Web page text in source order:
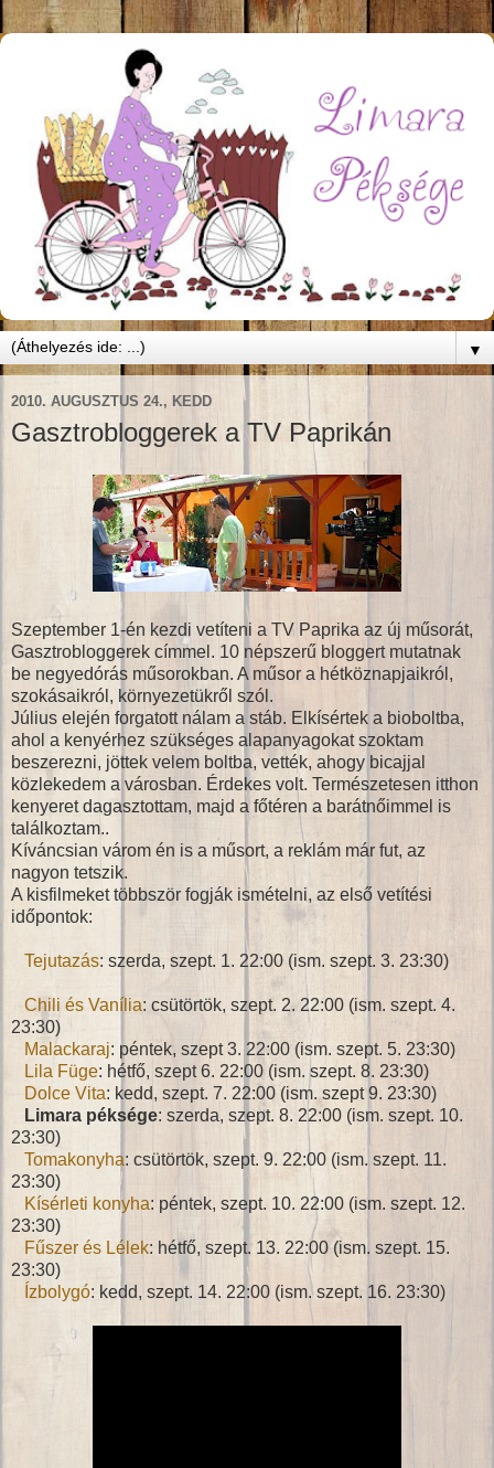
▼
2010. AUGUSZTUS 24., KEDD
Gasztrobloggerek a TV Paprikán
Szeptember 1-én kezdi vetíteni a TV Paprika az új műsorát,
Gasztrobloggerek címmel. 10 népszerű bloggert mutatnak
be negyedórás műsorokban. A műsor a hétköznapjaikról,
szokásaikról, környezetükről szól.
Július elején forgatott nálam a stáb. Elkísértek a bioboltba,
ahol a kenyérhez szükséges alapanyagokat szoktam
beszerezni, jöttek velem boltba, vették, ahogy bicajjal
közlekedem a városban. Érdekes volt. Természetesen itthon
kenyeret dagasztottam, majd a főtéren a barátnőimmel is
találkoztam..
Kíváncsian várom én is a műsort, a reklám már fut, az
nagyon tetszik.
A kisfilmeket többször fogják ismételni, az első vetítési
időpontok:
Tejutazás: szerda, szept. 1. 22:00 (ism. szept. 3. 23:30)
Chili és Vanília: csütörtök, szept. 2. 22:00 (ism. szept. 4.
23:30)
Malackaraj: péntek, szept 3. 22:00 (ism. szept. 5. 23:30)
Lila Füge: hétfő, szept 6. 22:00 (ism. szept. 8. 23:30)
Dolce Vita: kedd, szept. 7. 22:00 (ism. szept 9. 23:30)
Limara péksége: szerda, szept. 8. 22:00 (ism. szept. 10.
23:30)
Tomakonyha: csütörtök, szept. 9. 22:00 (ism. szept. 11.
23:30)
Kísérleti konyha: péntek, szept. 10. 22:00 (ism. szept. 12.
23:30)
Fűszer és Lélek: hétfő, szept. 13. 22:00 (ism. szept. 15.
23:30)
Ízbolygó: kedd, szept. 14. 22:00 (ism. szept. 16. 23:30)